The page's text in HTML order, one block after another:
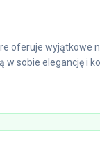
oferuje wyjątkowe
w sobie elegancję i